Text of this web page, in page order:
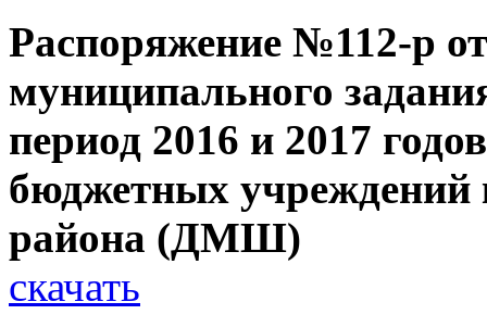
Распоряжение №112-р
муниципального
период 2016 и 2017
бюджетных учреждений
района (ДМШ)
скачать